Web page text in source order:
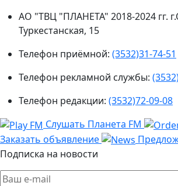
АО "ТВЦ "ПЛАНЕТА" 2018-2024 гг.
Туркестанская, 15
Телефон приёмной: (3532)31-74-51
Телефон рекламной службы:
Телефон редакции: (3532)72-09-08
Слушать Планета FM
Заказать объявление
Подписка на новости